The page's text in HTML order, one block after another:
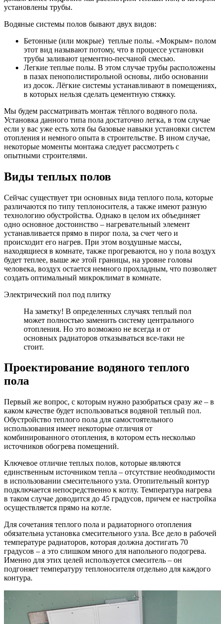
установлены трубы.
Водяные системы полов бывают двух видов:
Бетонные (или мокрые) теплые полы. «Мокрым» полом
этот вид называют потому, что в процессе установки
трубы заливают цементно-песчаной смесью.
Легкие теплые полы. В этом случае трубы расположены
в пазах пенополистирольной основы, либо основании
из досок. Лёгкие системы устанавливают в помещениях,
в которых нельзя сделать цементную стяжку.
Мы будем рассматривать монтаж тёплого водяного пола.
Установка данного типа пола достаточно легка, в том случае
если у вас уже есть хотя бы базовые навыки установки систем
отопления и немного опыта в строительстве. В ином случае,
некоторые моменты монтажа следует рассмотреть с
опытными строителями.
Виды теплых полов
Сейчас существует три основных вида теплого пола, которые
различаются по типу теплоносителя, а также имеют разную
технологию обустройства. Однако в целом их объединяет
одно основное достоинство – нагревательный элемент
устанавливается прямо в пирог пола, за счет чего и
происходит его нагрев. При этом воздушные массы,
находящиеся в комнате, также прогреваются, но у пола воздух
будет теплее, выше же этой границы, на уровне головы
человека, воздух остается немного прохладным, что позволяет
создать оптимальный микроклимат в комнате.
Электрический пол под плитку
На заметку! В определенных случаях теплый пол
может полностью заменить систему центрального
отопления. Но это возможно не всегда и от
основных радиаторов отказываться все-таки не
стоит.
Проектирование водяного теплого
пола
Первый же вопрос, с которым нужно разобраться сразу же – в
каком качестве будет использоваться водяной теплый пол.
Обустройство теплого пола для самостоятельного
использования имеет некоторые отличия от
комбинированного отопления, в котором есть несколько
источников обогрева помещений.
Ключевое отличие теплых полов, которые являются
единственным источником тепла – отсутствие необходимости
в использовании смесительного узла. Отопительный контур
подключается непосредственно к котлу. Температура нагрева
в таком случае доводится до 45 градусов, причем ее настройка
осуществляется прямо на котле.
Для сочетания теплого пола и радиаторного отопления
обязательна установка смесительного узла. Все дело в рабочей
температуре радиаторов, которая должна достигать 70
градусов – а это слишком много для напольного подогрева.
Именно для этих целей используется смеситель – он
подгоняет температуру теплоносителя отдельно для каждого
контура.